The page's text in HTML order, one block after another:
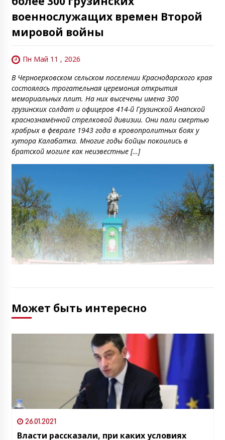
военнослужащих времен Второй
мировой войны
Пн Май 11 , 2026
В Черноерковском сельском поселении Краснодарского края
состоялась трогательная церемония открытия
мемориальных плит. На них высечены имена 300
грузинских солдат и офицеров 414-й Грузинской Анапской
краснознамённой стрелковой дивизии. Они пали смертью
храбрых в феврале 1943 года в кровопролитных боях у
хутора Калабатка. Многие годы бойцы покоились в
братской могиле как неизвестные […]
Может быть интересно
26.01.2021
Власти рассказали, при каких условиях